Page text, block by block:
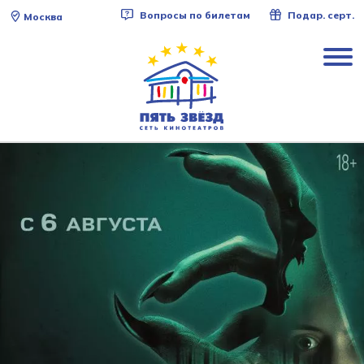
Москва Вопросы по билетам Подар. серт.